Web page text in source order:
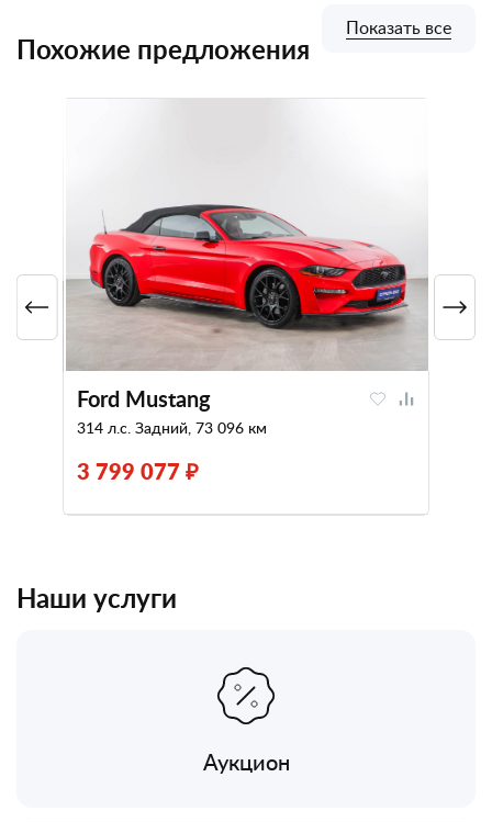
Похожие предложения
Ford Mustang
314 л.с. Задний, 73 096 км
3 799 077 ₽
Показать все
Наши услуги
Аукцион